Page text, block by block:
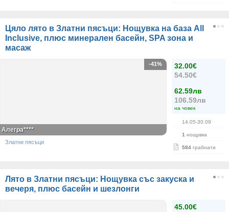
Цяло лято в Златни пясъци: Нощувка на база All
Inclusive, плюс минерален басейн, SPA зона и
масаж
32.00€
54.50€
62.59лв
106.59лв
на човек
14.05-30.09
1 нощувка
584 грабнати
-41%
Алегра****
Златни пясъци
Лято в Златни пясъци: Нощувка със закуска и
вечеря, плюс басейн и шезлонги
45.00€